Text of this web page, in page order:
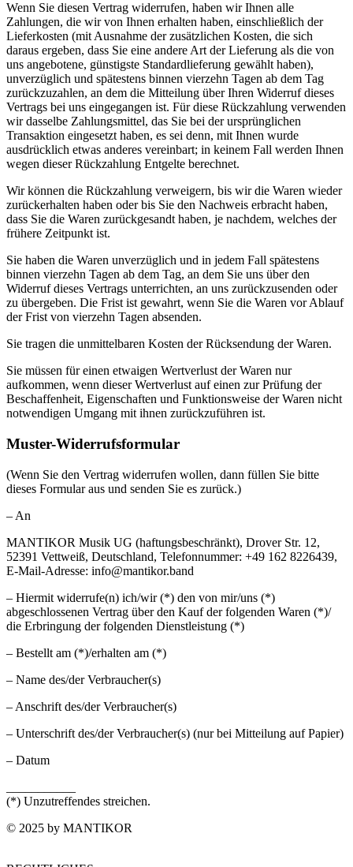
Wenn Sie diesen Vertrag widerrufen, haben wir Ihnen alle
Zahlungen, die wir von Ihnen erhalten haben, einschließlich der
Lieferkosten (mit Ausnahme der zusätzlichen Kosten, die sich
daraus ergeben, dass Sie eine andere Art der Lieferung als die von
uns angebotene, günstigste Standardlieferung gewählt haben),
unverzüglich und spätestens binnen vierzehn Tagen ab dem Tag
zurückzuzahlen, an dem die Mitteilung über Ihren Widerruf dieses
Vertrags bei uns eingegangen ist. Für diese Rückzahlung verwenden
wir dasselbe Zahlungsmittel, das Sie bei der ursprünglichen
Transaktion eingesetzt haben, es sei denn, mit Ihnen wurde
ausdrücklich etwas anderes vereinbart; in keinem Fall werden Ihnen
wegen dieser Rückzahlung Entgelte berechnet.
Wir können die Rückzahlung verweigern, bis wir die Waren wieder
zurückerhalten haben oder bis Sie den Nachweis erbracht haben,
dass Sie die Waren zurückgesandt haben, je nachdem, welches der
frühere Zeitpunkt ist.
Sie haben die Waren unverzüglich und in jedem Fall spätestens
binnen vierzehn Tagen ab dem Tag, an dem Sie uns über den
Widerruf dieses Vertrags unterrichten, an uns zurückzusenden oder
zu übergeben. Die Frist ist gewahrt, wenn Sie die Waren vor Ablauf
der Frist von vierzehn Tagen absenden.
Sie tragen die unmittelbaren Kosten der Rücksendung der Waren.
Sie müssen für einen etwaigen Wertverlust der Waren nur
aufkommen, wenn dieser Wertverlust auf einen zur Prüfung der
Beschaffenheit, Eigenschaften und Funktionsweise der Waren nicht
notwendigen Umgang mit ihnen zurückzuführen ist.
Muster-Widerrufsformular
(Wenn Sie den Vertrag widerrufen wollen, dann füllen Sie bitte
dieses Formular aus und senden Sie es zurück.)
– An
MANTIKOR Musik UG (haftungsbeschränkt), Drover Str. 12,
52391 Vettweiß, Deutschland, Telefonnummer: +49 162 8226439,
E-Mail-Adresse: info@mantikor.band
– Hiermit widerrufe(n) ich/wir (*) den von mir/uns (*)
abgeschlossenen Vertrag über den Kauf der folgenden Waren (*)/
die Erbringung der folgenden Dienstleistung (*)
– Bestellt am (*)/erhalten am (*)
– Name des/der Verbraucher(s)
– Anschrift des/der Verbraucher(s)
– Unterschrift des/der Verbraucher(s) (nur bei Mitteilung auf Papier)
– Datum
(*) Unzutreffendes streichen.
© 2025 by MANTIKOR